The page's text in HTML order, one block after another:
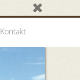
Kontakt